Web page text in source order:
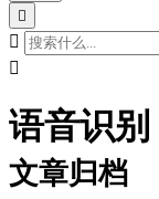



语音识别
文章归档